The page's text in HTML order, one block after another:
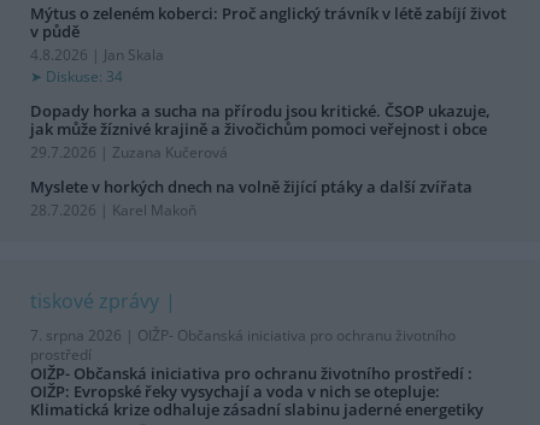
Mýtus o zeleném koberci: Proč anglický trávník v létě zabíjí život
v půdě
4.8.2026 | Jan Skala
Diskuse: 34
Dopady horka a sucha na přírodu jsou kritické. ČSOP ukazuje,
jak může žíznivé krajině a živočichům pomoci veřejnost i obce
29.7.2026 | Zuzana Kučerová
Myslete v horkých dnech na volně žijící ptáky a další zvířata
28.7.2026 | Karel Makoň
tiskové zprávy
7. srpna 2026 | OIŽP- Občanská iniciativa pro ochranu životního
prostředí
OIŽP- Občanská iniciativa pro ochranu životního prostředí :
OIŽP: Evropské řeky vysychají a voda v nich se otepluje:
Klimatická krize odhaluje zásadní slabinu jaderné energetiky